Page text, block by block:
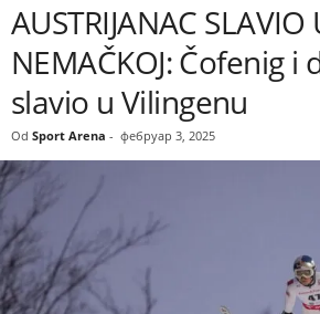
AUSTRIJANAC SLAVIO
NEMAČKOJ: Čofenig i
slavio u Vilingenu
Od Sport Arena - фебруар 3, 2025